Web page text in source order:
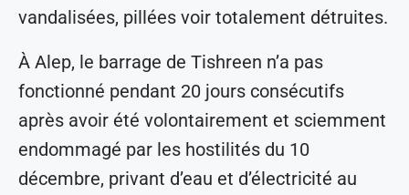
vandalisées, pillées voir totalement détruites.
À Alep, le barrage de Tishreen n’a pas
fonctionné pendant 20 jours consécutifs
après avoir été volontairement et sciemment
endommagé par les hostilités du 10
décembre, privant d’eau et d’électricité au